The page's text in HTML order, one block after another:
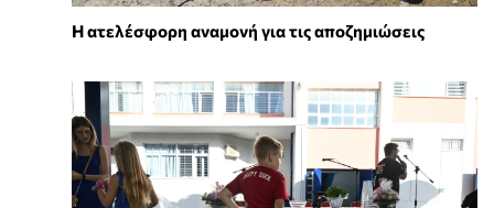
Η ατελέσφορη αναμονή για τις αποζημιώσεις